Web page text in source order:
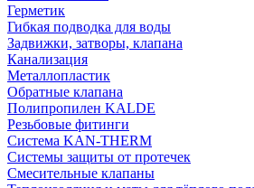
Герметик
Гибкая подводка для воды
Задвижки, затворы, клапана
Канализация
Металлопластик
Обратные клапана
Полипропилен KALDE
Резьбовые фитинги
Система KAN-THERM
Системы защиты от протечек
Смесительные клапаны